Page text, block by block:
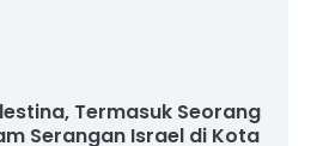
Termasuk Seorang
Serangan Israel di Kota